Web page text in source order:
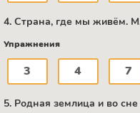
4. Страна, где мы живём.
Упражнения
3 4 7
5. Родная землица и во